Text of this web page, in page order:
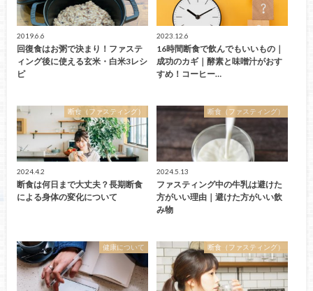
2019.6.6
回復食はお粥で決まり！ファステ
ィング後に使える玄米・白米3レシ
ピ
2023.12.6
16時間断食で飲んでもいいもの｜
成功のカギ｜酵素と味噌汁がおす
すめ！コーヒー…
断食（ファスティング）
2024.4.2
断食は何日まで大丈夫？長期断食
による身体の変化について
断食（ファスティング）
2024.5.13
ファスティング中の牛乳は避けた
方がいい理由｜避けた方がいい飲
み物
健康について 断食（ファスティング）